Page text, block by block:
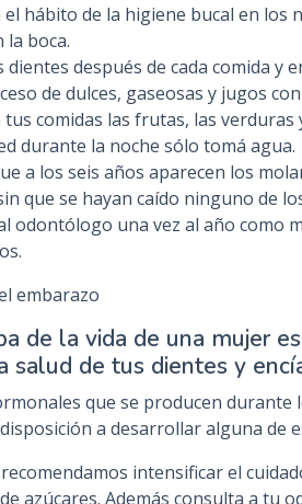
hábito de la higiene bucal en los
la boca.
dientes después de cada comida y
de dulces, gaseosas y jugos
comidas las frutas, las verduras
durante la noche sólo tomá agua.
a los seis años aparecen los
que se hayan caído ninguno de
odontólogo una vez al año como
embarazo
de la vida de una mujer
salud de tus dientes y
que se producen durante
a desarrollar alguna de
intensificar el
azúcares. Además consulta a tu